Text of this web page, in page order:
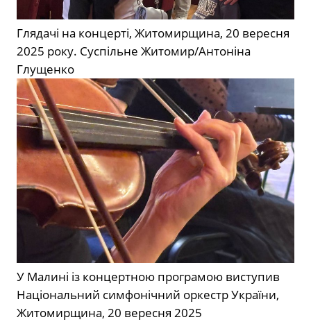
Глядачі на концерті, Житомирщина, 20 вересня
2025 року. Суспільне Житомир/Антоніна
Глущенко
У Малині із концертною програмою виступив
Національний симфонічний оркестр України,
Житомирщина, 20 вересня 2025